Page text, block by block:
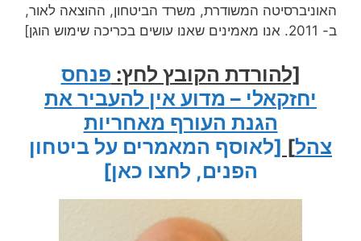
האוניברסיטה המשודרת, משרד הביטחון, ההוצאה לאור,
ב- 2011. אנו מאמינים שאנו עושים בכריכה שימוש הוגן]
[להורדת הקובץ לחץ: פנחס
יחזקאלי – מדוע אין להעביר את
הגנת העורף מאחריות
צהל] [לאוסף המאמרים על ביטחון
הפנים, לחצו כאן]